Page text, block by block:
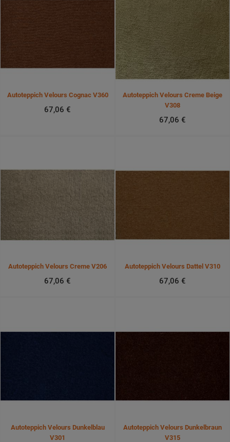
Autoteppich Velours Cognac V360
67,06 €
Autoteppich Velours Creme Beige
V308
67,06 €
Autoteppich Velours Creme V206
67,06 €
Autoteppich Velours Dattel V310
67,06 €
Autoteppich Velours Dunkelblau
V301
Autoteppich Velours Dunkelbraun
V315